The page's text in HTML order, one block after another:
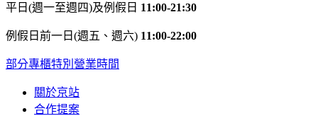
平日(週一至週四)及例假日 11:00-21:30
例假日前一日(週五、週六) 11:00-22:00
部分專櫃特別營業時間
關於京站
合作提案